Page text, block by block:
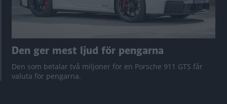
Den ger mest ljud för pengarna
Den som betalar två miljoner för en Porsche 911 GTS får
valuta för pengarna.